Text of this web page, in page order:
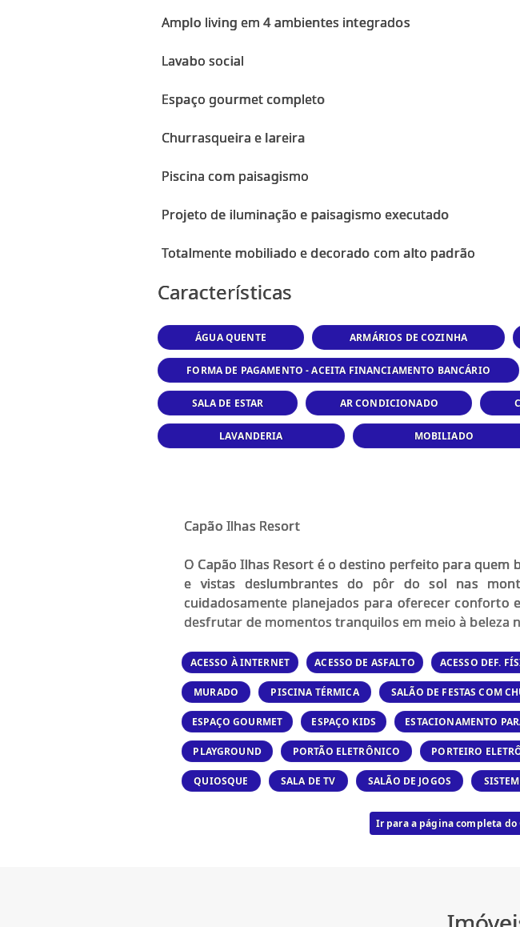
Amplo living em 4 ambientes integrados
Lavabo social
Espaço gourmet completo
Churrasqueira e lareira
Piscina com paisagismo
Projeto de iluminação e paisagismo executado
Características
ÁGUA QUENTE ARMÁRIOS DE COZINHA
FORMA DE PAGAMENTO - ACEITA FINANCIAMENTO BANCÁRIO
SALA DE ESTAR AR CONDICIONADO
LAVANDERIA MOBILIADO
Capão Ilhas Resort
O Capão Ilhas Resort é o destino perfeito para quem
e vistas deslumbrantes do pôr do sol nas
cuidadosamente planejados para oferecer
desfrutar de momentos tranquilos em meio à beleza
ACESSO À INTERNET ACESSO DE ASFALTO ACESSO DEF.
MURADO PISCINA TÉRMICA SALÃO DE FESTAS COM
ESPAÇO GOURMET ESPAÇO KIDS ESTACIONAMENTO
PLAYGROUND PORTÃO ELETRÔNICO PORTEIRO
QUIOSQUE SALA DE TV SALÃO DE JOGOS
Ir para a página completa do